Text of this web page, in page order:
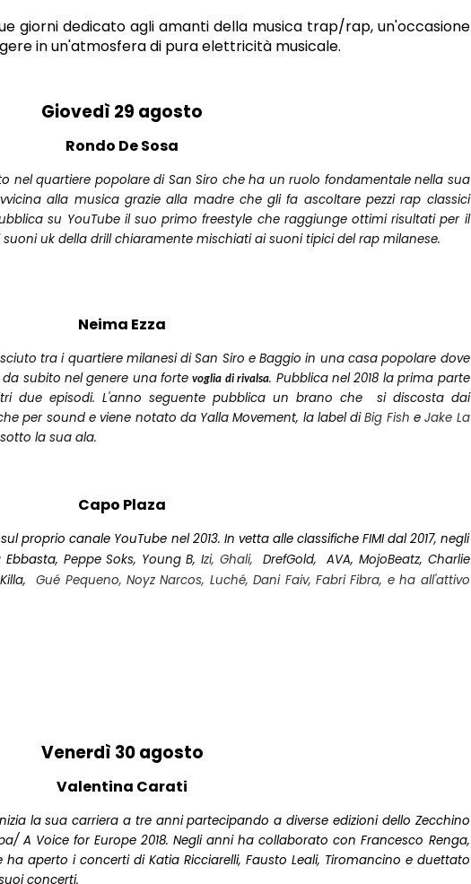
giorni dedicato agli amanti della musica trap/rap, un'occasione
in un'atmosfera di pura elettricità musicale.
Giovedì 29 agosto
Rondo De Sosa
nel quartiere popolare di San Siro che ha un ruolo fondamentale nella sua
alla musica grazie alla madre che gli fa ascoltarepezzi rap classici
su YouTube il suo primo freestyle che raggiunge ottimi risultati per il
uk della drill chiaramente mischiati ai suoni tipici del rap milanese.
Neima Ezza
tra i quartiere milanesi di San Siro e Baggio in una casa popolare dove
subito nel genere una fortevoglia di rivalsa. Pubblica nel 2018 la prima parte
due episodi. L'anno seguente pubblica un brano che
si discosta dai
per sound e viene notato da Yalla Movement, lalabel diBig Fish eJake La
la sua ala.
Capo Plaza
proprio canale YouTube nel 2013. In vetta alle classifiche FIMI dal 2017, negli
Peppe Soks, Young B, Izi, Ghali, DrefGold,
AVA, MojoBeatz, Charlie
Gué Pequeno, Noyz Narcos, Luché, Dani Faiv, Fabri Fibra, e ha all'attivo
Venerdì 30 agosto
Valentina Carati
la sua carriera a tre anni partecipando a diverse edizioni dello Zecchino
A Voice for Europe 2018. Negli anni ha collaborato con Francesco Renga,
ha aperto i concerti di Katia Ricciarelli, Fausto Leali, Tiromancino e duettato
concerti.